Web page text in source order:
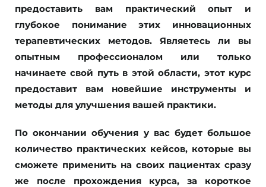
предоставить вам практический опыт и
глубокое понимание этих инновационных
терапевтических методов. Являетесь ли вы
опытным профессионалом или только
начинаете свой путь в этой области, этот курс
предоставит вам новейшие инструменты и
методы для улучшения вашей практики.
По окончании обучения у вас будет большое
количество практических кейсов, которые вы
сможете применить на своих пациентах сразу
же после прохождения курса, за короткое